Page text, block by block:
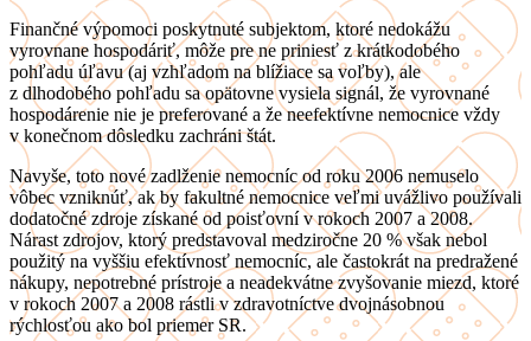
Finančné výpomoci poskytnuté subjektom, ktoré nedokážu
vyrovnane hospodáriť, môže pre ne priniesť z krátkodobého
pohľadu úľavu (aj vzhľadom na blížiace sa voľby), ale
z dlhodobého pohľadu sa opätovne vysiela signál, že vyrovnané
hospodárenie nie je preferované a že neefektívne nemocnice vždy
v konečnom dôsledku zachráni štát.
Navyše, toto nové zadlženie nemocníc od roku 2006 nemuselo
vôbec vzniknúť, ak by fakultné nemocnice veľmi uvážlivo používali
dodatočné zdroje získané od poisťovní v rokoch 2007 a 2008.
Nárast zdrojov, ktorý predstavoval medziročne 20 % však nebol
použitý na vyššiu efektívnosť nemocníc, ale častokrát na predražené
nákupy, nepotrebné prístroje a neadekvátne zvyšovanie miezd, ktoré
v rokoch 2007 a 2008 rástli v zdravotníctve dvojnásobnou
rýchlosťou ako bol priemer SR.